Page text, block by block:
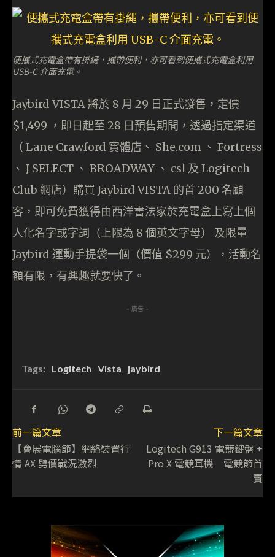
便攜式充電盒帶有掛繩，攜帶便利，亦可看到便攜式充電盒利用
USB-C 介面充電。
Jaybird VISTA 將於 8 月 29 日正式發售，定價
$1,499 ，即日起至 28 日預售期間，透過指定渠道
（ Lane Crawford 實體店、 She.com 、 Fortress
、 J SELECT 、 BROADWAY 、 csl 及 Logitech
Club 網店）購買 Jaybird VISTA 的首 200 名顧
客，即可免費獲得由西洋書法家於充電盒上寫上個
人化名字或字詞（上限為 8 個英文字母） 及限量
Jaybird 運動手提袋一個（價值 $299 元），活動名
額有限，有興趣就要快了。
- 廣告 -
Tags: Logitech Vista jaybird
前一篇文章
【會展電腦節】網絡裝置行
情 AX 劈價戰況激烈
下一篇文章
Logitech G913 電競鍵盤 +
Pro X 電競耳機 電競節首
賣